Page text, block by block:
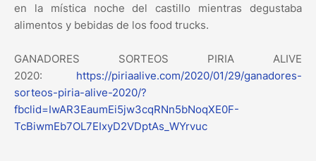
en la mística noche del castillo mientras degustaba
alimentos y bebidas de los food trucks.
GANADORES SORTEOS PIRIA ALIVE
2020: https://piriaalive.com/2020/01/29/ganadores-
sorteos-piria-alive-2020/?
fbclid=IwAR3EaumEi5jw3cqRNn5bNoqXE0F-
TcBiwmEb7OL7EIxyD2VDptAs_WYrvuc